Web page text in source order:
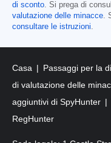
di sconto. Si prega di
valutazione delle minacce.
consultare le istruzioni.
Casa Passaggi per la
di valutazione delle
aggiuntivi di SpyHunter
RegHunter